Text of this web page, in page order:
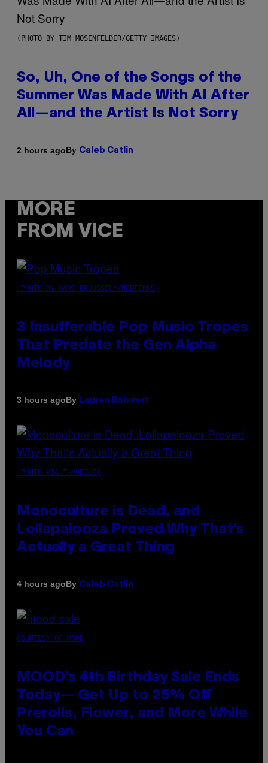
(PHOTO BY TIM MOSENFELDER/GETTY IMAGES)
So, Uh, One of the Songs of the
Summer Was Made With AI After
All—and the Artist Is Not Sorry
2 hours agoBy Caleb Catlin
MORE
FROM VICE
(PHOTO BY MARC BROUSSELY/REDFERNS)
3 Insufferable Pop Music Tropes
That Predate the Gen Alpha
Melody
3 hours agoBy Lauren Boisvert
(PHOTO VIA T-MOBILE)
Monoculture is Dead, and
Lollapalooza Proved Why That’s
Actually a Great Thing
4 hours agoBy Caleb Catlin
COURTESY OF MOOD
MOOD’s 4th Birthday Sale Ends
Today— Get Up to 25% Off
Prerolls, Flower, and More While
You Can